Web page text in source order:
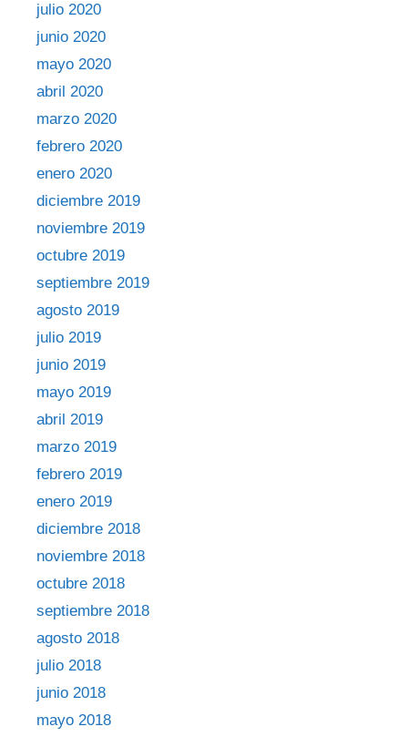
julio 2020
junio 2020
mayo 2020
abril 2020
marzo 2020
febrero 2020
enero 2020
diciembre 2019
noviembre 2019
octubre 2019
septiembre 2019
agosto 2019
julio 2019
junio 2019
mayo 2019
abril 2019
marzo 2019
febrero 2019
enero 2019
diciembre 2018
noviembre 2018
octubre 2018
septiembre 2018
agosto 2018
julio 2018
junio 2018
mayo 2018